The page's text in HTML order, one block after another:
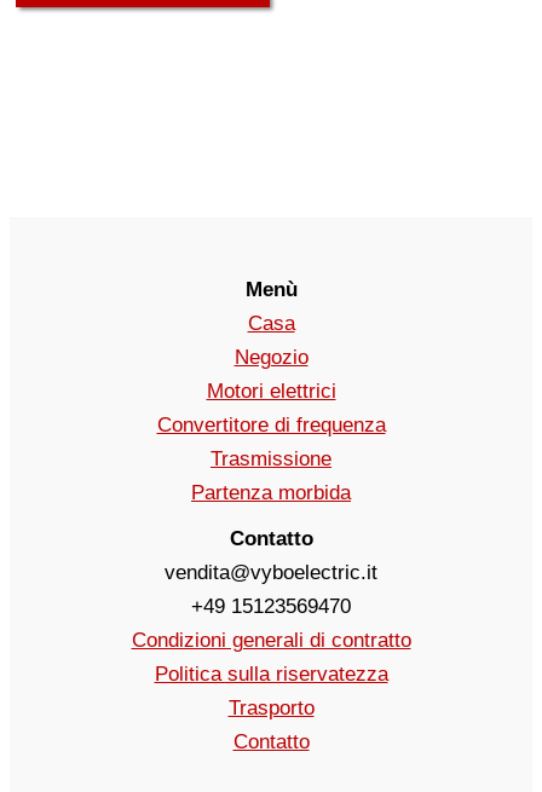
Menù
Casa
Negozio
Motori elettrici
Convertitore di frequenza
Trasmissione
Partenza morbida
Contatto
vendita@vyboelectric.it
+49 15123569470
Condizioni generali di contratto
Politica sulla riservatezza
Trasporto
Contatto